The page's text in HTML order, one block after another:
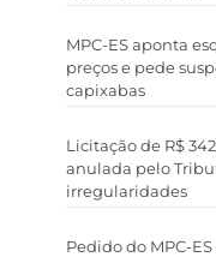
MPC-ES aponta
preços e pede
capixabas
Licitação de R$
anulada pelo
irregularidades
Pedido do MPC-